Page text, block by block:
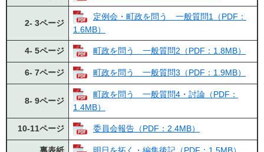
2- 3ページ
定例会・町政を問う 一般質問1（PDF：
1.6MB）
4- 5ページ 町政を問う 一般質問2（PDF：1.8MB）
6- 7ページ 町政を問う 一般質問3（PDF：1.9MB）
8- 9ページ
町政を問う 一般質問4・討論（PDF：
1.4MB）
10-11ページ 委員会報告（PDF：2.4MB）
裏表紙 明日を拓く・編集後記（PDF：1.5MB）